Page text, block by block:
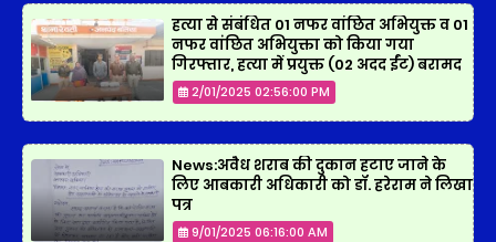
हत्या से संबंधित 01 नफर वांछित अभियुक्त व 01
नफर वांछित अभियुक्ता को किया गया
गिरफ्तार, हत्या में प्रयुक्त (02 अदद ईंट) बरामद
2/01/2025 02:56:00 PM
News:अवैध शराब की दुकान हटाए जाने के
लिए आबकारी अधिकारी को डॉ. हरेराम ने लिखा
पत्र
9/01/2025 06:16:00 AM